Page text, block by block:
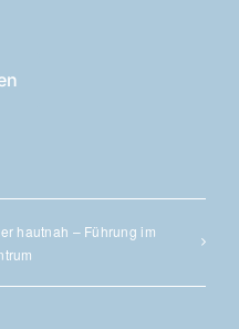
haut­nah – Füh­rung im